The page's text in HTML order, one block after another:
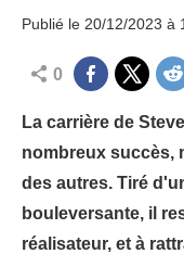
Publié le 20/12/2023 à
0
La carrière de
nombreux succès,
des autres. Tiré
bouleversante, il
réalisateur, et à